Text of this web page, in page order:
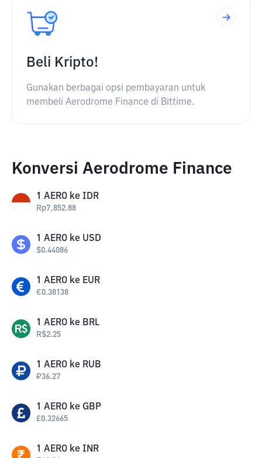
Beli Kripto!
Gunakan berbagai opsi pembayaran untuk
membeli Aerodrome Finance di Bittime.
Konversi Aerodrome Finance
1 AERO ke IDR
Rp7,852.88
1 AERO ke USD
$0.44086
1 AERO ke EUR
€0.38138
1 AERO ke BRL
R$2.25
1 AERO ke RUB
₽36.27
1 AERO ke GBP
£0.32665
1 AERO ke INR